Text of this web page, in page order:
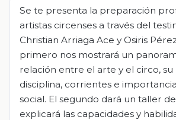
Se te presenta la preparación
artistas circenses a través del
Christian Arriaga Ace y Osiris
primero nos mostrará un
relación entre el arte y el circo, su
disciplina, corrientes e
social. El segundo dará un taller
explicará las capacidades y